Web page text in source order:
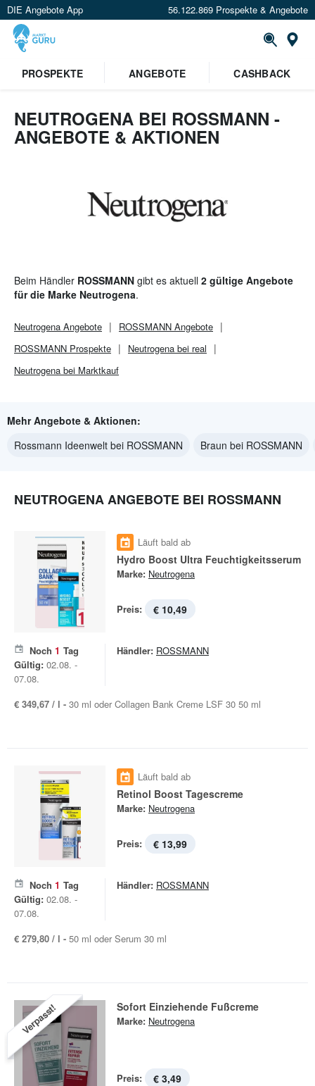
DIE Angebote App 56.122.869 Prospekte & Angebote
Standort festlegen
PROSPEKTE ANGEBOTE CASHBACK
NEUTROGENA BEI ROSSMANN -
ANGEBOTE & AKTIONEN
Beim Händler ROSSMANN gibt es aktuell 2 gültige Angebote
für die Marke Neutrogena.
Neutrogena Angebote ROSSMANN Angebote
ROSSMANN Prospekte
Neutrogena bei real
Neutrogena bei Marktkauf
Mehr Angebote & Aktionen:
Rossmann Ideenwelt bei ROSSMANN
Braun bei ROSSMANN
NEUTROGENA ANGEBOTE BEI ROSSMANN
Läuft bald ab
Hydro Boost Ultra Feuchtigkeitsserum
Marke: Neutrogena
Preis: € 10,49
Noch 1 Tag
Gültig: 02.08. -
07.08.
Händler: ROSSMANN
€ 349,67 / l - 30 ml oder Collagen Bank Creme LSF 30 50 ml
Läuft bald ab
Retinol Boost Tagescreme
Marke: Neutrogena
Preis: € 13,99
Noch 1 Tag
Gültig: 02.08. -
07.08.
Händler: ROSSMANN
€ 279,80 / l - 50 ml oder Serum 30 ml
Verpasst! Sofort Einziehende Fußcreme
Marke: Neutrogena
Preis: € 3,49